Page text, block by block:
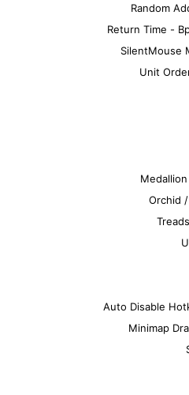
Random
Return Time -
SilentMouse
Unit
Orchid
Auto Disable
Minimap